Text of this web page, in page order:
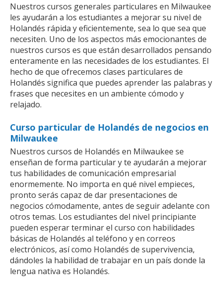
Nuestros cursos generales particulares en Milwaukee
les ayudarán a los estudiantes a mejorar su nivel de
Holandés rápida y eficientemente, sea lo que sea que
necesiten. Uno de los aspectos más emocionantes de
nuestros cursos es que están desarrollados pensando
enteramente en las necesidades de los estudiantes. El
hecho de que ofrecemos clases particulares de
Holandés significa que puedes aprender las palabras y
frases que necesites en un ambiente cómodo y
relajado.
Curso particular de Holandés de negocios en
Milwaukee
Nuestros cursos de Holandés en Milwaukee se
enseñan de forma particular y te ayudarán a mejorar
tus habilidades de comunicación empresarial
enormemente. No importa en qué nivel empieces,
pronto serás capaz de dar presentaciones de
negocios cómodamente, antes de seguir adelante con
otros temas. Los estudiantes del nivel principiante
pueden esperar terminar el curso con habilidades
básicas de Holandés al teléfono y en correos
electrónicos, así como Holandés de supervivencia,
dándoles la habilidad de trabajar en un país donde la
lengua nativa es Holandés.